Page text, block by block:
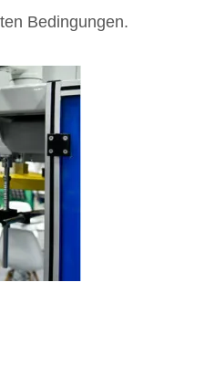
Bedingungen.